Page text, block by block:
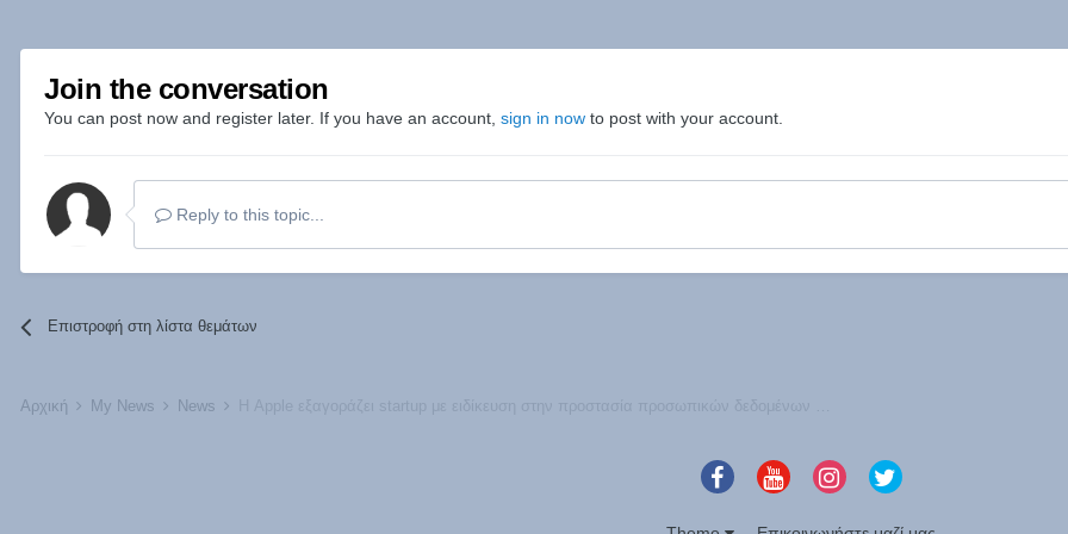
Join the conversation
You can post now and register later. If you have an account, sign in now to post with your account.
Reply to this topic...
Επιστροφή στη λίστα θεμάτων
Αρχική My News News